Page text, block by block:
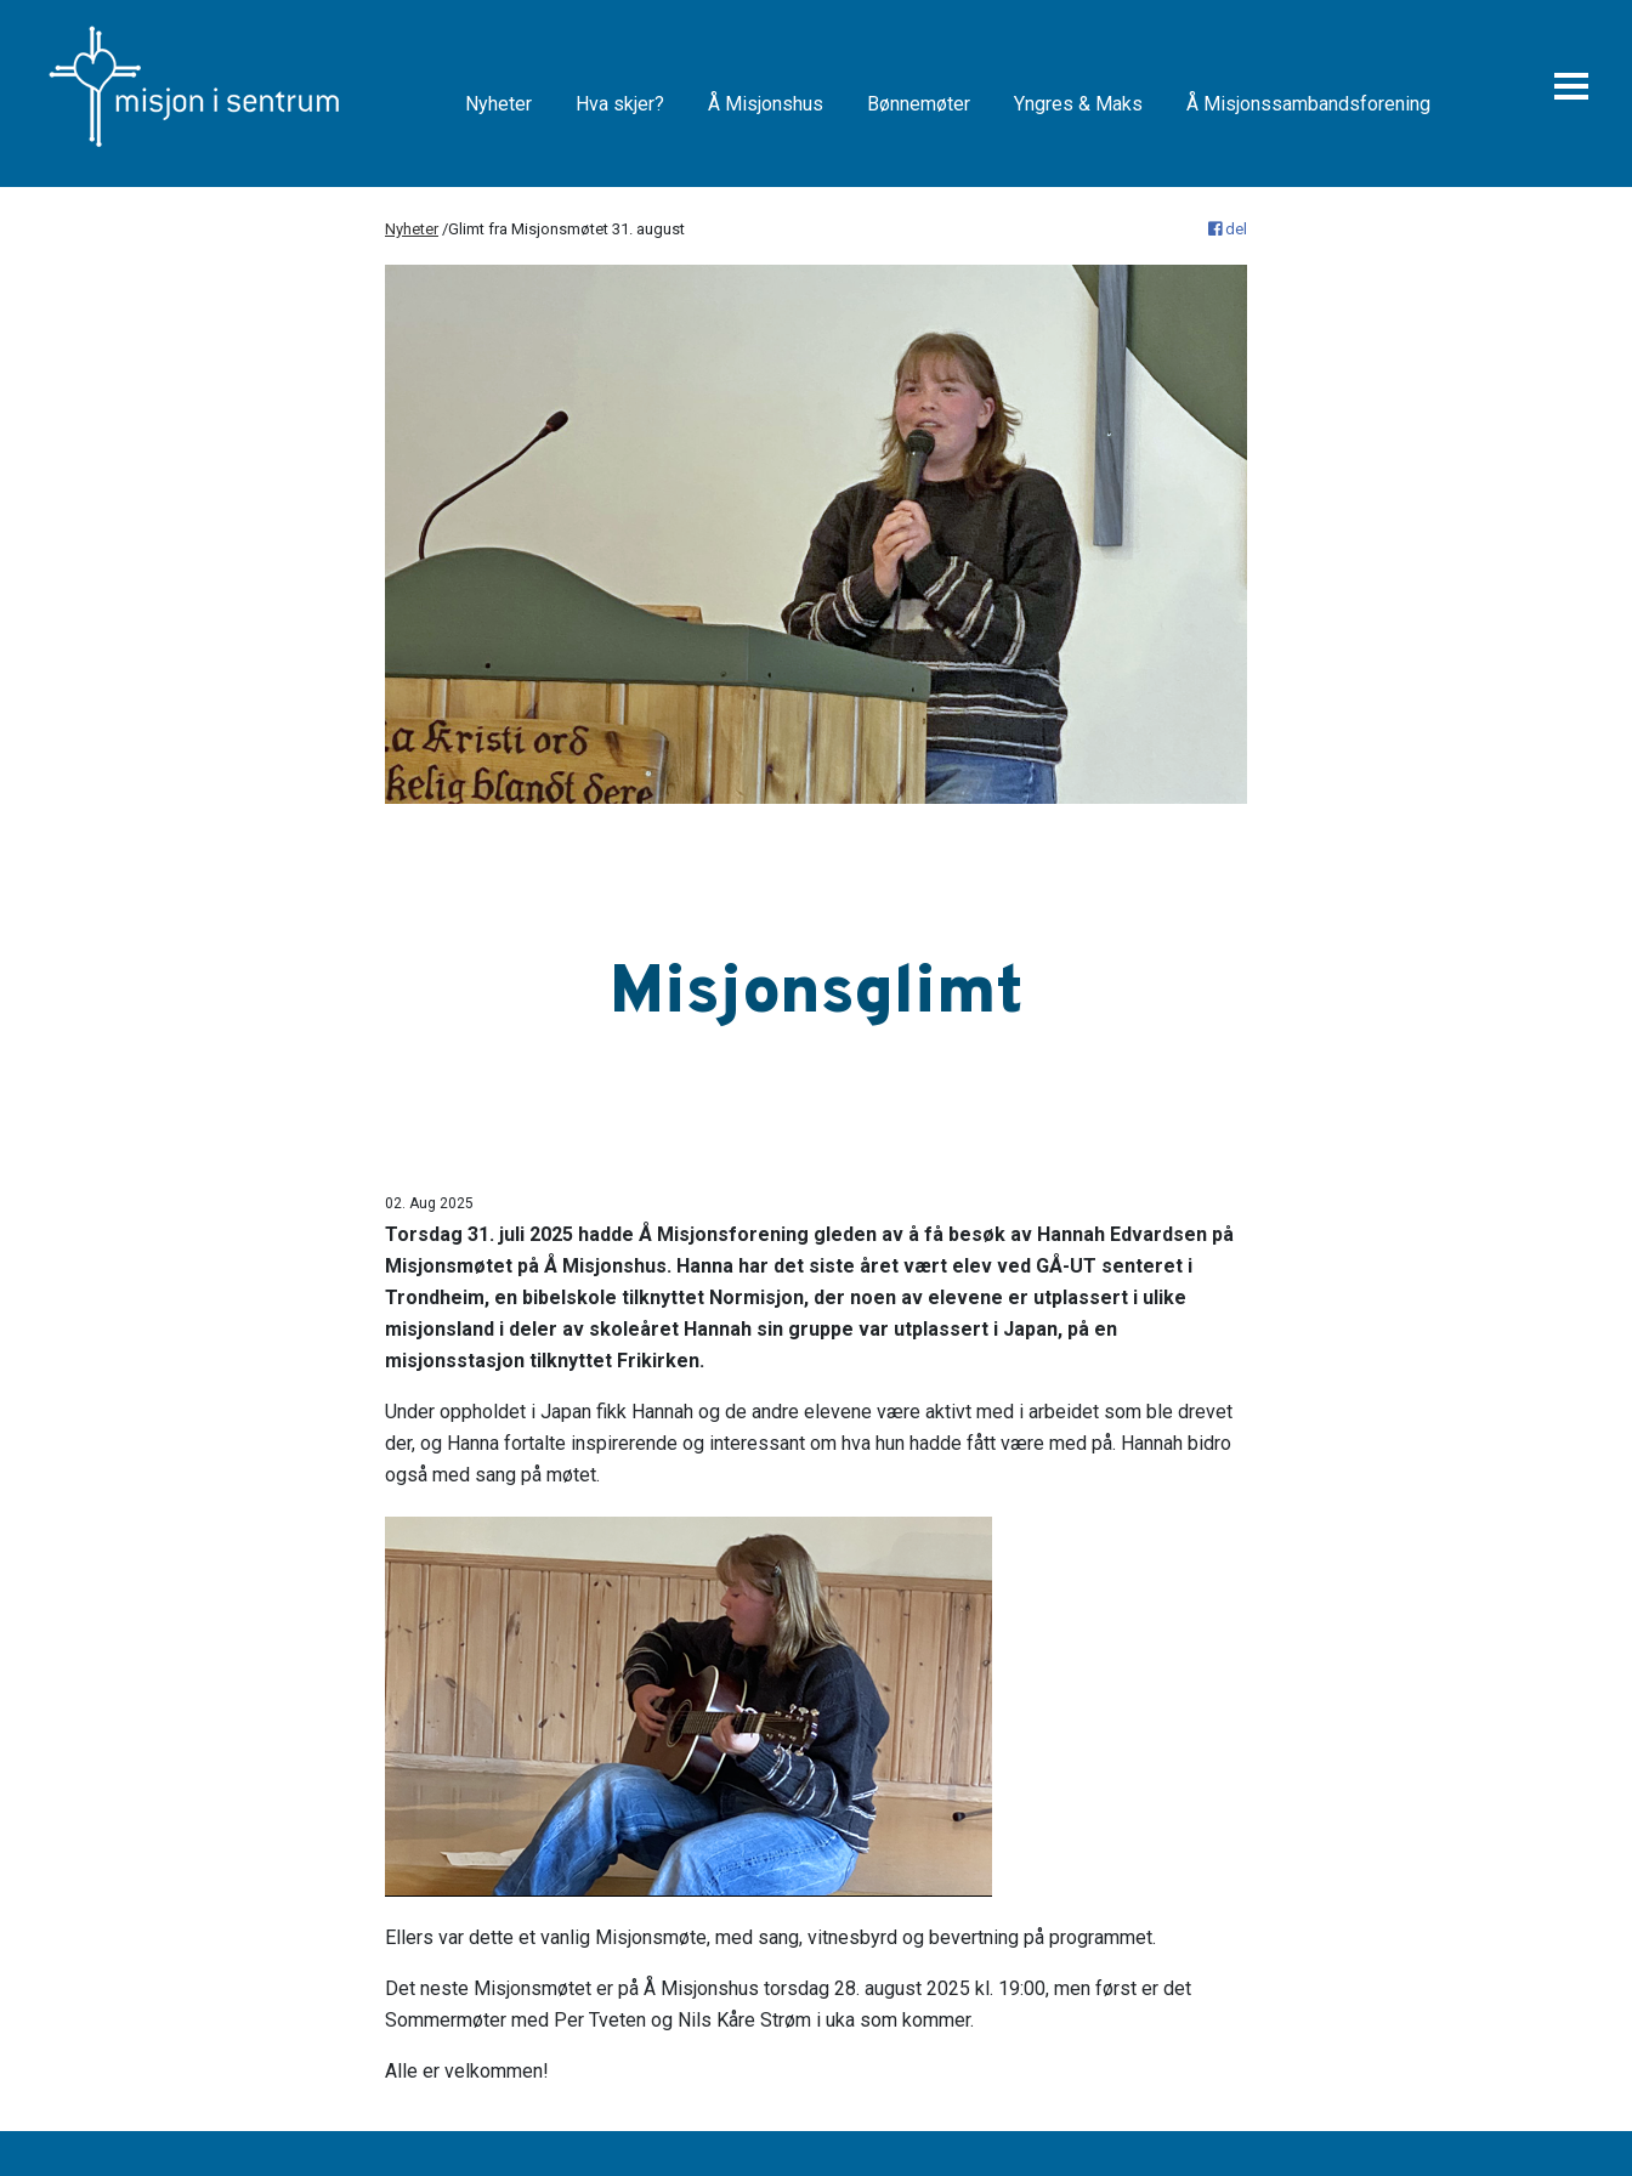
Nyheter Hva skjer? Å Misjonshus Bønnemøter Yngres & Maks Å Misjonssambandsforening
Nyheter /Glimt fra Misjonsmøtet 31. august del
Misjonsglimt
02. Aug 2025
Torsdag 31. juli 2025 hadde Å Misjonsforening gleden av å få besøk av Hannah Edvardsen på
Misjonsmøtet på Å Misjonshus. Hanna har det siste året vært elev ved GÅ-UT senteret i
Trondheim, en bibelskole tilknyttet Normisjon, der noen av elevene er utplassert i ulike
misjonsland i deler av skoleåret Hannah sin gruppe var utplassert i Japan, på en
misjonsstasjon tilknyttet Frikirken.
Under oppholdet i Japan fikk Hannah og de andre elevene være aktivt med i arbeidet som ble drevet
der, og Hanna fortalte inspirerende og interessant om hva hun hadde fått være med på. Hannah bidro
også med sang på møtet.
Ellers var dette et vanlig Misjonsmøte, med sang, vitnesbyrd og bevertning på programmet.
Det neste Misjonsmøtet er på Å Misjonshus torsdag 28. august 2025 kl. 19:00, men først er det
Sommermøter med Per Tveten og Nils Kåre Strøm i uka som kommer.
Alle er velkommen!